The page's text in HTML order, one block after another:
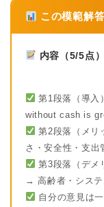
この模範解
内容（5/5点
第1段落（導
without cash is
第2段落（メリ
さ・安全性・支出
第3段落（デメ
→ 高齢者・シス
自分の意見は